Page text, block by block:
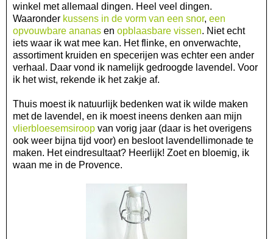
winkel met allemaal dingen. Heel veel dingen.
Waaronder kussens in de vorm van een snor, een
opvouwbare ananas en opblaasbare vissen. Niet echt
iets waar ik wat mee kan. Het flinke, en onverwachte,
assortiment kruiden en specerijen was echter een ander
verhaal. Daar vond ik namelijk gedroogde lavendel. Voor
ik het wist, rekende ik het zakje af.
Thuis moest ik natuurlijk bedenken wat ik wilde maken
met de lavendel, en ik moest ineens denken aan mijn
vlierbloesemsiroop van vorig jaar (daar is het overigens
ook weer bijna tijd voor) en besloot lavendellimonade te
maken. Het eindresultaat? Heerlijk! Zoet en bloemig, ik
waan me in de Provence.